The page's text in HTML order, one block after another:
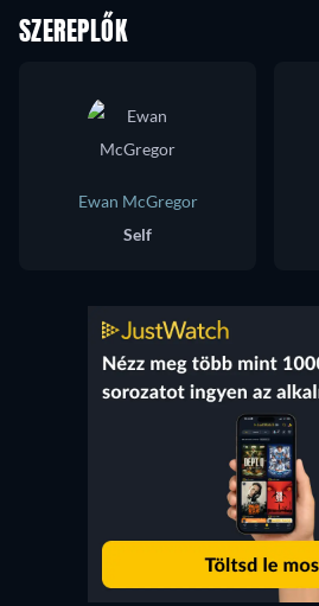
SZEREPLŐK
Ewan McGregor
Self